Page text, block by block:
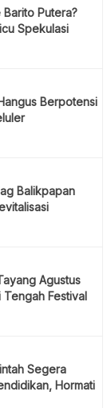
Putera?
Spekulasi
Berpotensi
Balikpapan
Agustus
Festival
Segera
Hormati